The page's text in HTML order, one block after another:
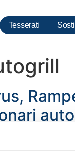
Tesserati